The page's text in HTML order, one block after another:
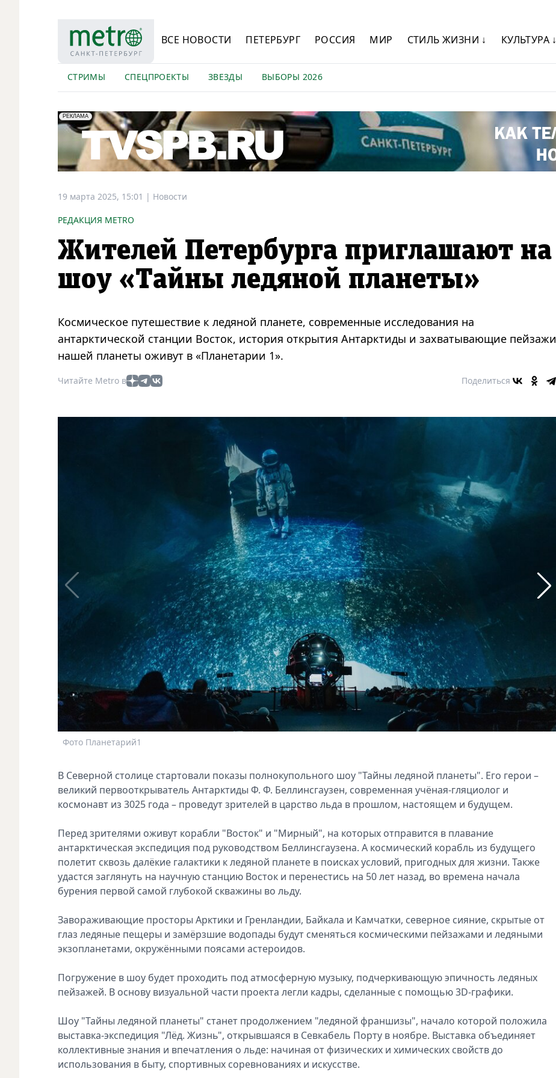
ВСЕ НОВОСТИ ПЕТЕРБУРГ РОССИЯ МИР СТИЛЬ ЖИЗНИ ↓ КУЛЬТУРА ↓
СТРИМЫ СПЕЦПРОЕКТЫ ЗВЕЗДЫ ВЫБОРЫ 2026
erid: LdtCK5Efv
РЕКЛАМА
АО "ГАТР", ИНН: 7841320717
19 марта 2025, 15:01 | Новости
РЕДАКЦИЯ METRO
Жителей Петербурга приглашают на
шоу «Тайны ледяной планеты»
Космическое путешествие к ледяной планете, современные исследования на
антарктической станции Восток, история открытия Антарктиды и захватывающие пейзажи
нашей планеты оживут в «Планетарии 1».
Читайте Metro в Поделиться
Фото Планетарий1
В Северной столице стартовали показы полнокупольного шоу "Тайны ледяной планеты". Его герои –
великий первооткрыватель Антарктиды Ф. Ф. Беллинсгаузен, современная учёная-гляциолог и
космонавт из 3025 года – проведут зрителей в царство льда в прошлом, настоящем и будущем.
Перед зрителями оживут корабли "Восток" и "Мирный", на которых отправится в плавание
антарктическая экспедиция под руководством Беллинсгаузена. А космический корабль из будущего
полетит сквозь далёкие галактики к ледяной планете в поисках условий, пригодных для жизни. Также
удастся заглянуть на научную станцию Восток и перенестись на 50 лет назад, во времена начала
бурения первой самой глубокой скважины во льду.
Завораживающие просторы Арктики и Гренландии, Байкала и Камчатки, северное сияние, скрытые от
глаз ледяные пещеры и замёрзшие водопады будут сменяться космическими пейзажами и ледяными
экзопланетами, окружёнными поясами астероидов.
Погружение в шоу будет проходить под атмосферную музыку, подчеркивающую эпичность ледяных
пейзажей. В основу визуальной части проекта легли кадры, сделанные с помощью 3D-графики.
Шоу "Тайны ледяной планеты" станет продолжением "ледяной франшизы", начало которой положила
выставка-экспедиция "Лёд. Жизнь", открывшаяся в Севкабель Порту в ноябре. Выставка объединяет
коллективные знания и впечатления о льде: начиная от физических и химических свойств до
использования в быту, спортивных соревнованиях и искусстве.